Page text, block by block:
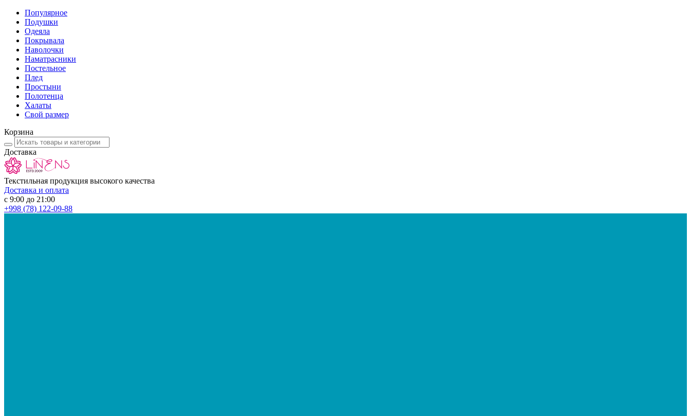
Популярное
Подушки
Одеяла
Покрывала
Наволочки
Наматрасники
Постельное
Плед
Простыни
Полотенца
Халаты
Свой размер
Корзина
Доставка
Текстильная продукция высокого качества
Доставка и оплата
с 9:00 до 21:00
+998 (78) 122-09-88